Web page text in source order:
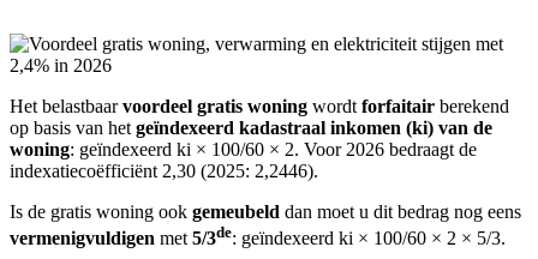
Het belastbaarvoordeel gratis woning wordt forfaitair berekend
op basis van het geïndexeerd kadastraal inkomen (ki) van de
woning: geïndexeerd ki × 100/60 × 2. Voor 2026 bedraagt de
indexatiecoëfficiënt 2,30 (2025: 2,2446).
Is de gratis woning ook gemeubeld dan moet u dit bedrag nog eens
vermenigvuldigen met 5/3de: geïndexeerd ki × 100/60 × 2 × 5/3.